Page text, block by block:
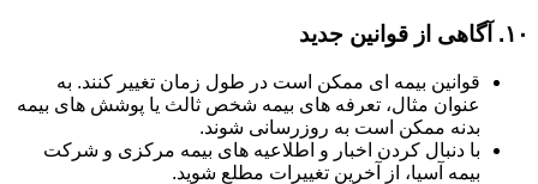
۱۰. آگاهی از قوانین جدید
قوانین بیمه ای ممکن است در طول زمان تغییر کنند. به
عنوان مثال، تعرفه های بیمه شخص ثالث یا پوشش های بیمه
بدنه ممکن است به روزرسانی شوند.
با دنبال کردن اخبار و اطلاعیه های بیمه مرکزی و شرکت
بیمه آسیا، از آخرین تغییرات مطلع شوید.